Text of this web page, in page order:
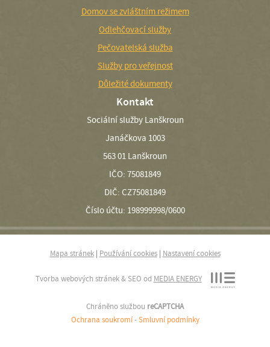
Domov se zvláštním režimem
Odlehčovací služby
Pečovatelská služba
Služby pro veřejnost
Důležité dokumenty
Kontakt
Sociální služby Lanškroun
Janáčkova 1003
563 01 Lanškroun
IČO: 75081849
DIČ: CZ75081849
Číslo účtu: 198999998/0600
Mapa stránek| Používání cookies| Nastavení cookies
Tvorba webových stránek & SEO od MEDIA ENERGY
Chráněno službou reCAPTCHA
Ochrana soukromí -Smluvní podmínky